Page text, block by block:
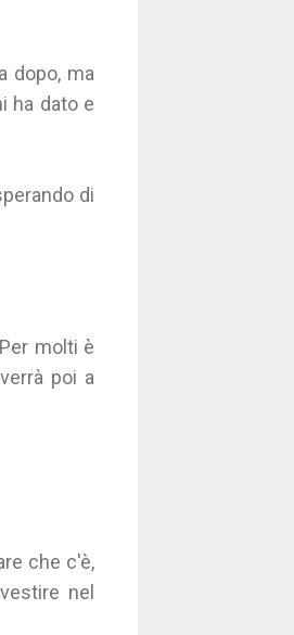
dopo, ma
ha dato e
di
molti è
poi a
che c'è,
nel